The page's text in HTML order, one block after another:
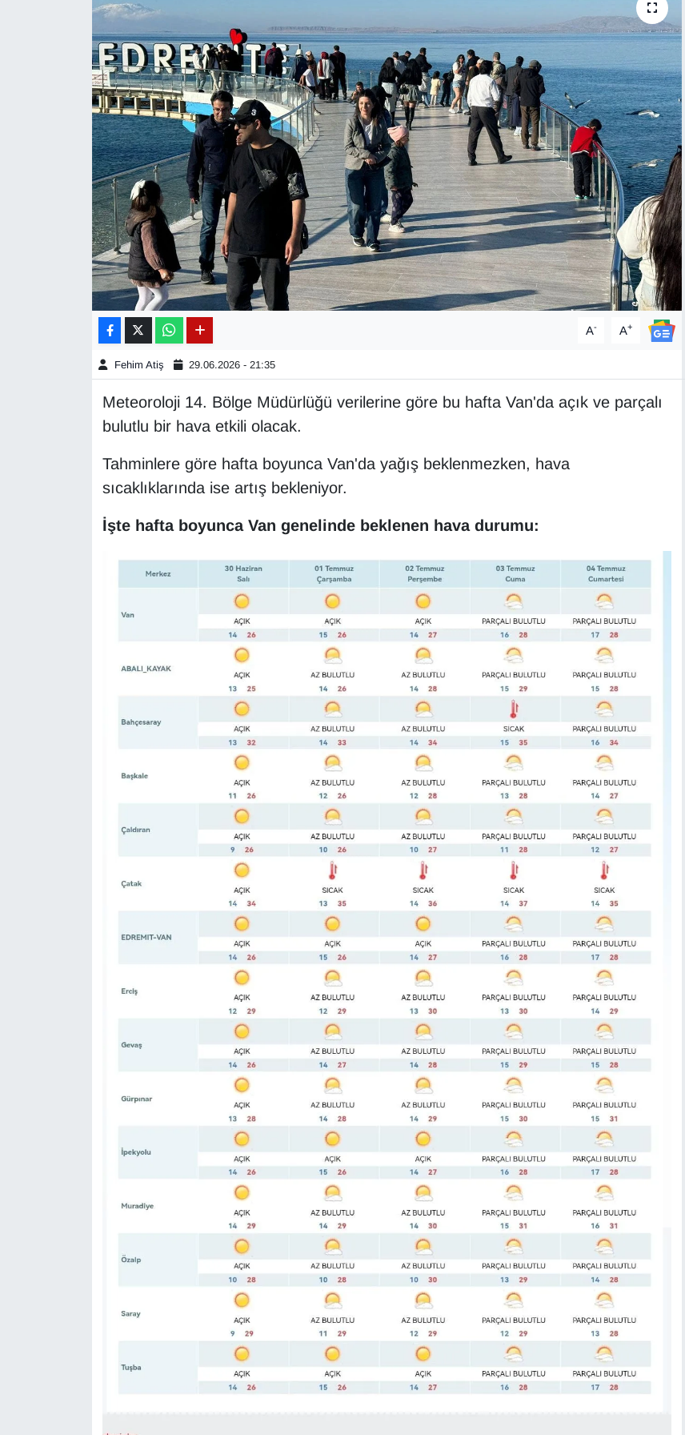
A- A+
Fehim Atiş 29.06.2026 - 21:35
Meteoroloji 14. Bölge Müdürlüğü verilerine göre bu hafta Van'da açık ve parçalı
bulutlu bir hava etkili olacak.
Tahminlere göre hafta boyunca Van'da yağış beklenmezken, hava
sıcaklıklarında ise artış bekleniyor.
İşte hafta boyunca Van genelinde beklenen hava durumu:
DÜNYA
EĞİTİM
EKONOMİ
Eleman
En çok konuşulanlar
GENEL
HABERDE İNSAN
TEKNOLOJİ